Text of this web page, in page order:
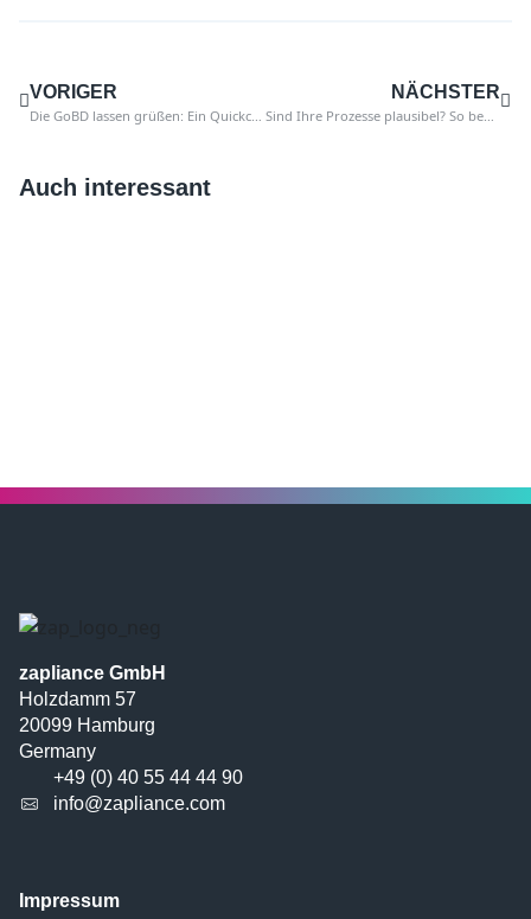
VORIGER
Die GoBD lassen grüßen: Ein Quickcheck für Ihren SAP Buchungsstoff
NÄCHSTER
Sind Ihre Prozesse plausibel? So bekommen Sie es automatisiert heraus
Auch interessant
zapliance GmbH
Holzdamm 57
20099 Hamburg
Germany
+49 (0) 40 55 44 44 90
info@zapliance.com
Impressum